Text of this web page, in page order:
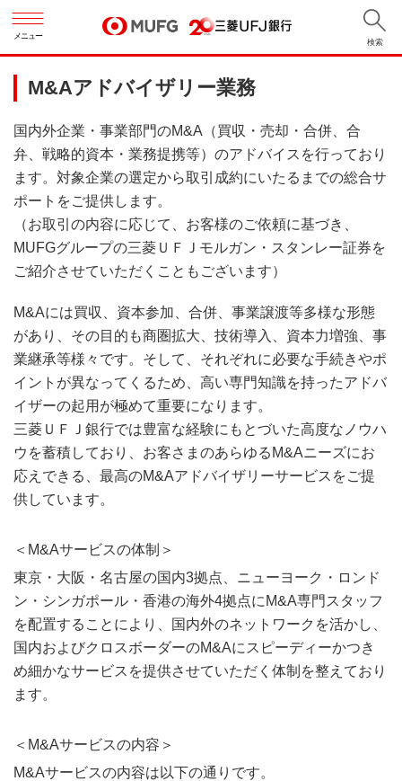
メニュー
検索
M&Aアドバイザリー業務
国内外企業・事業部門のM&A（買収・売却・合併、合
弁、戦略的資本・業務提携等）のアドバイスを行っており
ます。対象企業の選定から取引成約にいたるまでの総合サ
ポートをご提供します。
（お取引の内容に応じて、お客様のご依頼に基づき、
MUFGグループの三菱ＵＦＪモルガン・スタンレー証券を
ご紹介させていただくこともございます）
M&Aには買収、資本参加、合併、事業譲渡等多様な形態
があり、その目的も商圏拡大、技術導入、資本力増強、事
業継承等様々です。そして、それぞれに必要な手続きやポ
イントが異なってくるため、高い専門知識を持ったアドバ
イザーの起用が極めて重要になります。
三菱ＵＦＪ銀行では豊富な経験にもとづいた高度なノウハ
ウを蓄積しており、お客さまのあらゆるM&Aニーズにお
応えできる、最高のM&Aアドバイザリーサービスをご提
供しています。
＜M&Aサービスの体制＞
東京・大阪・名古屋の国内3拠点、ニューヨーク・ロンド
ン・シンガポール・香港の海外4拠点にM&A専門スタッフ
を配置することにより、国内外のネットワークを活かし、
国内およびクロスボーダーのM&Aにスピーディーかつき
め細かなサービスを提供させていただく体制を整えており
ます。
＜M&Aサービスの内容＞
M&Aサービスの内容は以下の通りです。